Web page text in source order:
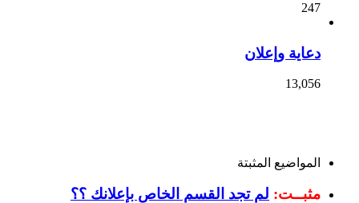
247
دعاية وإعلان
13,056
المواضيع المثبتة
مثبــت: لم تجد القسم الخاص بإعلانك ؟؟